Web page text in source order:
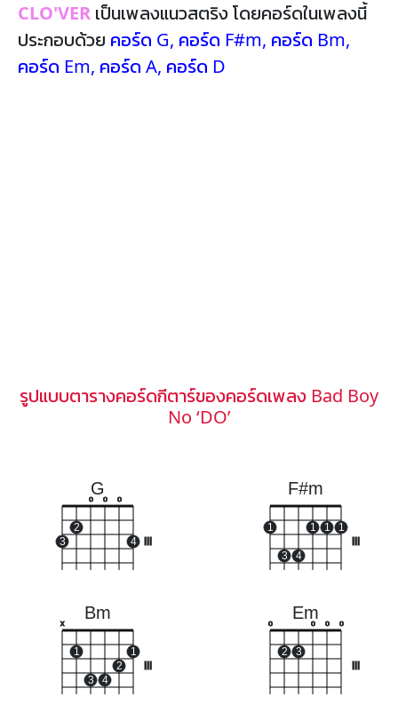
CLO'VER เป็นเพลงแนวสตริง โดยคอร์ดในเพลงนี้
ประกอบด้วย คอร์ด G, คอร์ด F#m, คอร์ด Bm,
คอร์ด Em, คอร์ด A, คอร์ด D
รูปแบบตารางคอร์ดกีตาร์ของคอร์ดเพลง Bad Boy
No ‘DO’
G
3
2
o o o
4
F#m
1
3 4
1 1 1
Bm
x
1
3 4
2
1
Em
o
2 3
o o o